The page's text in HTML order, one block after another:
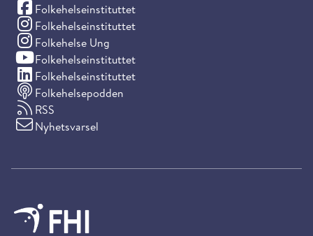
Folkehelseinstituttet
(Facebook)
Folkehelseinstituttet
(Instagram)
Folkehelse Ung
(Instagram)
Folkehelseinstituttet
(YouTube)
Folkehelseinstituttet
(LinkedIn)
Folkehelsepodden
RSS
Nyhetsvarsel